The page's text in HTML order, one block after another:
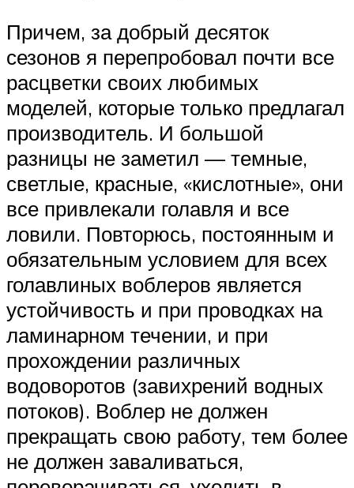
Причем, за добрый десяток
сезонов я перепробовал почти все
расцветки своих любимых
моделей, которые только предлагал
производитель. И большой
разницы не заметил — темные,
светлые, красные, «кислотные», они
все привлекали голавля и все
ловили. Повторюсь, постоянным и
обязательным условием для всех
голавлиных воблеров является
устойчивость и при проводках на
ламинарном течении, и при
прохождении различных
водоворотов (завихрений водных
потоков). Воблер не должен
прекращать свою работу, тем более
не должен заваливаться,